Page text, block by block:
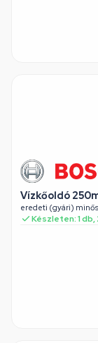
Vízkőoldó
eredeti (gyári)
Készleten: 1